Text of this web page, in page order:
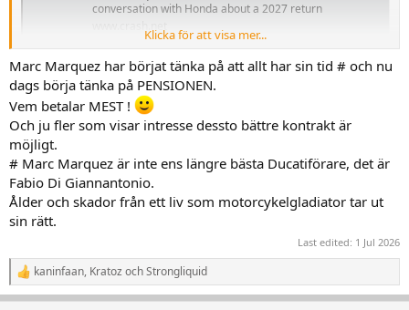
conversation with Honda about a 2027 return
www.crash.net
Klicka för att visa mer...
Marc Marquez har börjat tänka på att allt har sin tid # och nu
dags börja tänka på PENSIONEN.
Vem betalar MEST !
Och ju fler som visar intresse dessto bättre kontrakt är
möjligt.
# Marc Marquez är inte ens längre bästa Ducatiförare, det är
Fabio Di Giannantonio.
Ålder och skador från ett liv som motorcykelgladiator tar ut
sin rätt.
Last edited: 1 Jul 2026
R
e
kaninfaan, Kratoz ochStrongliquid